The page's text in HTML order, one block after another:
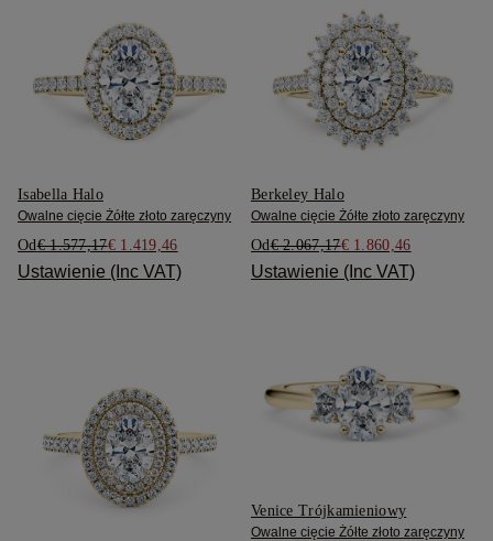
Isabella Halo
Owalne cięcie Żółte złoto zaręczyny
Od€ 1.577,17€ 1.419,46
Ustawienie (Inc VAT)
Berkeley Halo
Owalne cięcie Żółte złoto zaręczyny
Od€ 2.067,17€ 1.860,46
Ustawienie (Inc VAT)
Venice Trójkamieniowy
Owalne cięcie Żółte złoto zaręczyny